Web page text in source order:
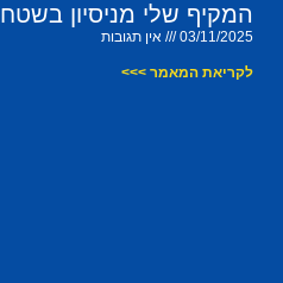
המקיף שלי מניסיון בשטח
03/11/2025 אין תגובות
לקריאת המאמר >>>